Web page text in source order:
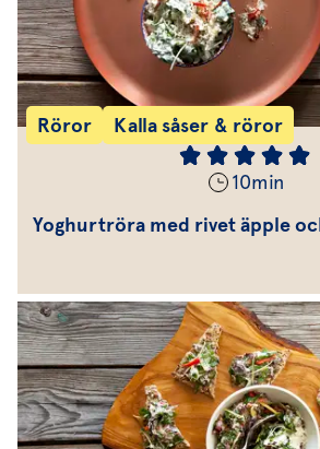
Röror Kalla såser & röror
10min
Yoghurtröra med rivet äpple